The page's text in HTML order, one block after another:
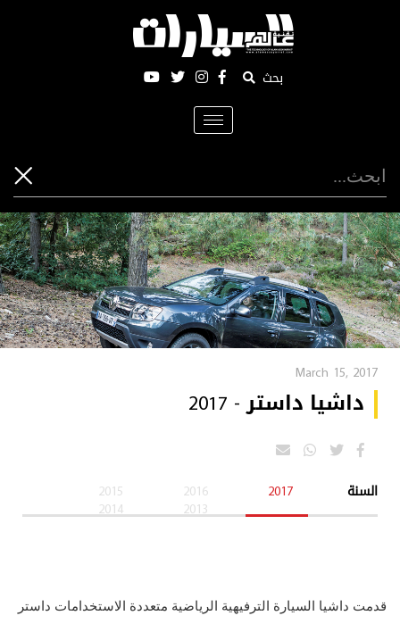
بحث
Toggle
navigation
March 15, 2017
داشيا داستر - 2017
السنة 2017
2016
2015
2013
2014
قدمت داشيا السيارة الترفيهية الرياضية متعددة الاستخدامات داستر